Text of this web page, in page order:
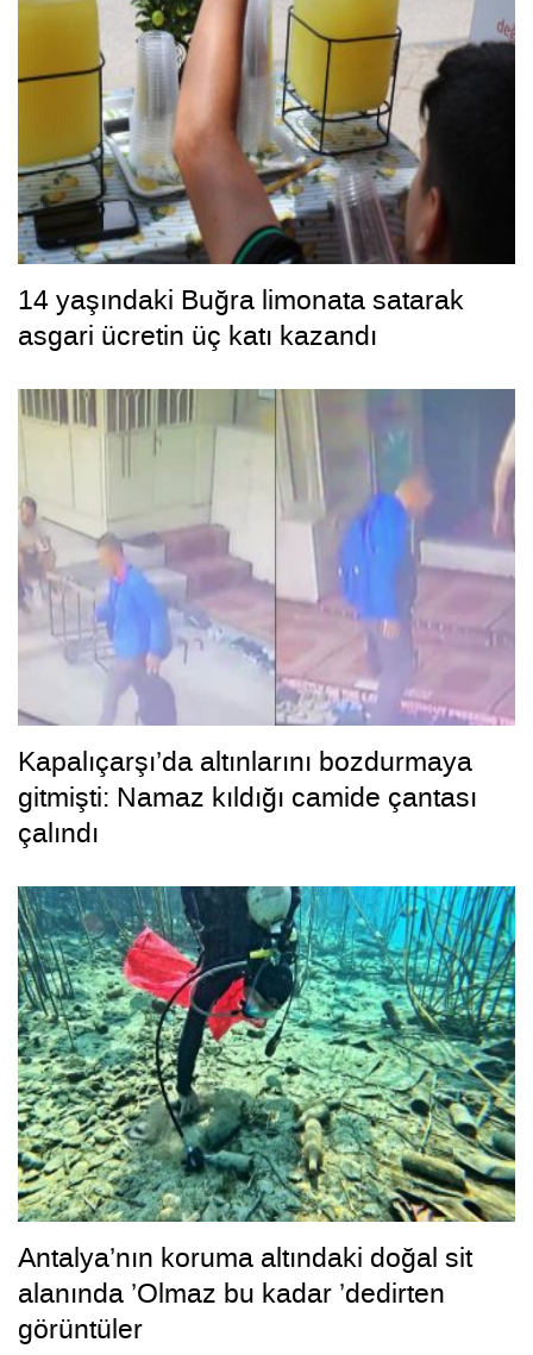
14 yaşındaki Buğra limonata satarak
asgari ücretin üç katı kazandı
Kapalıçarşı’da altınlarını bozdurmaya
gitmişti: Namaz kıldığı camide çantası
çalındı
Antalya’nın koruma altındaki doğal sit
alanında ’Olmaz bu kadar ’dedirten
görüntüler